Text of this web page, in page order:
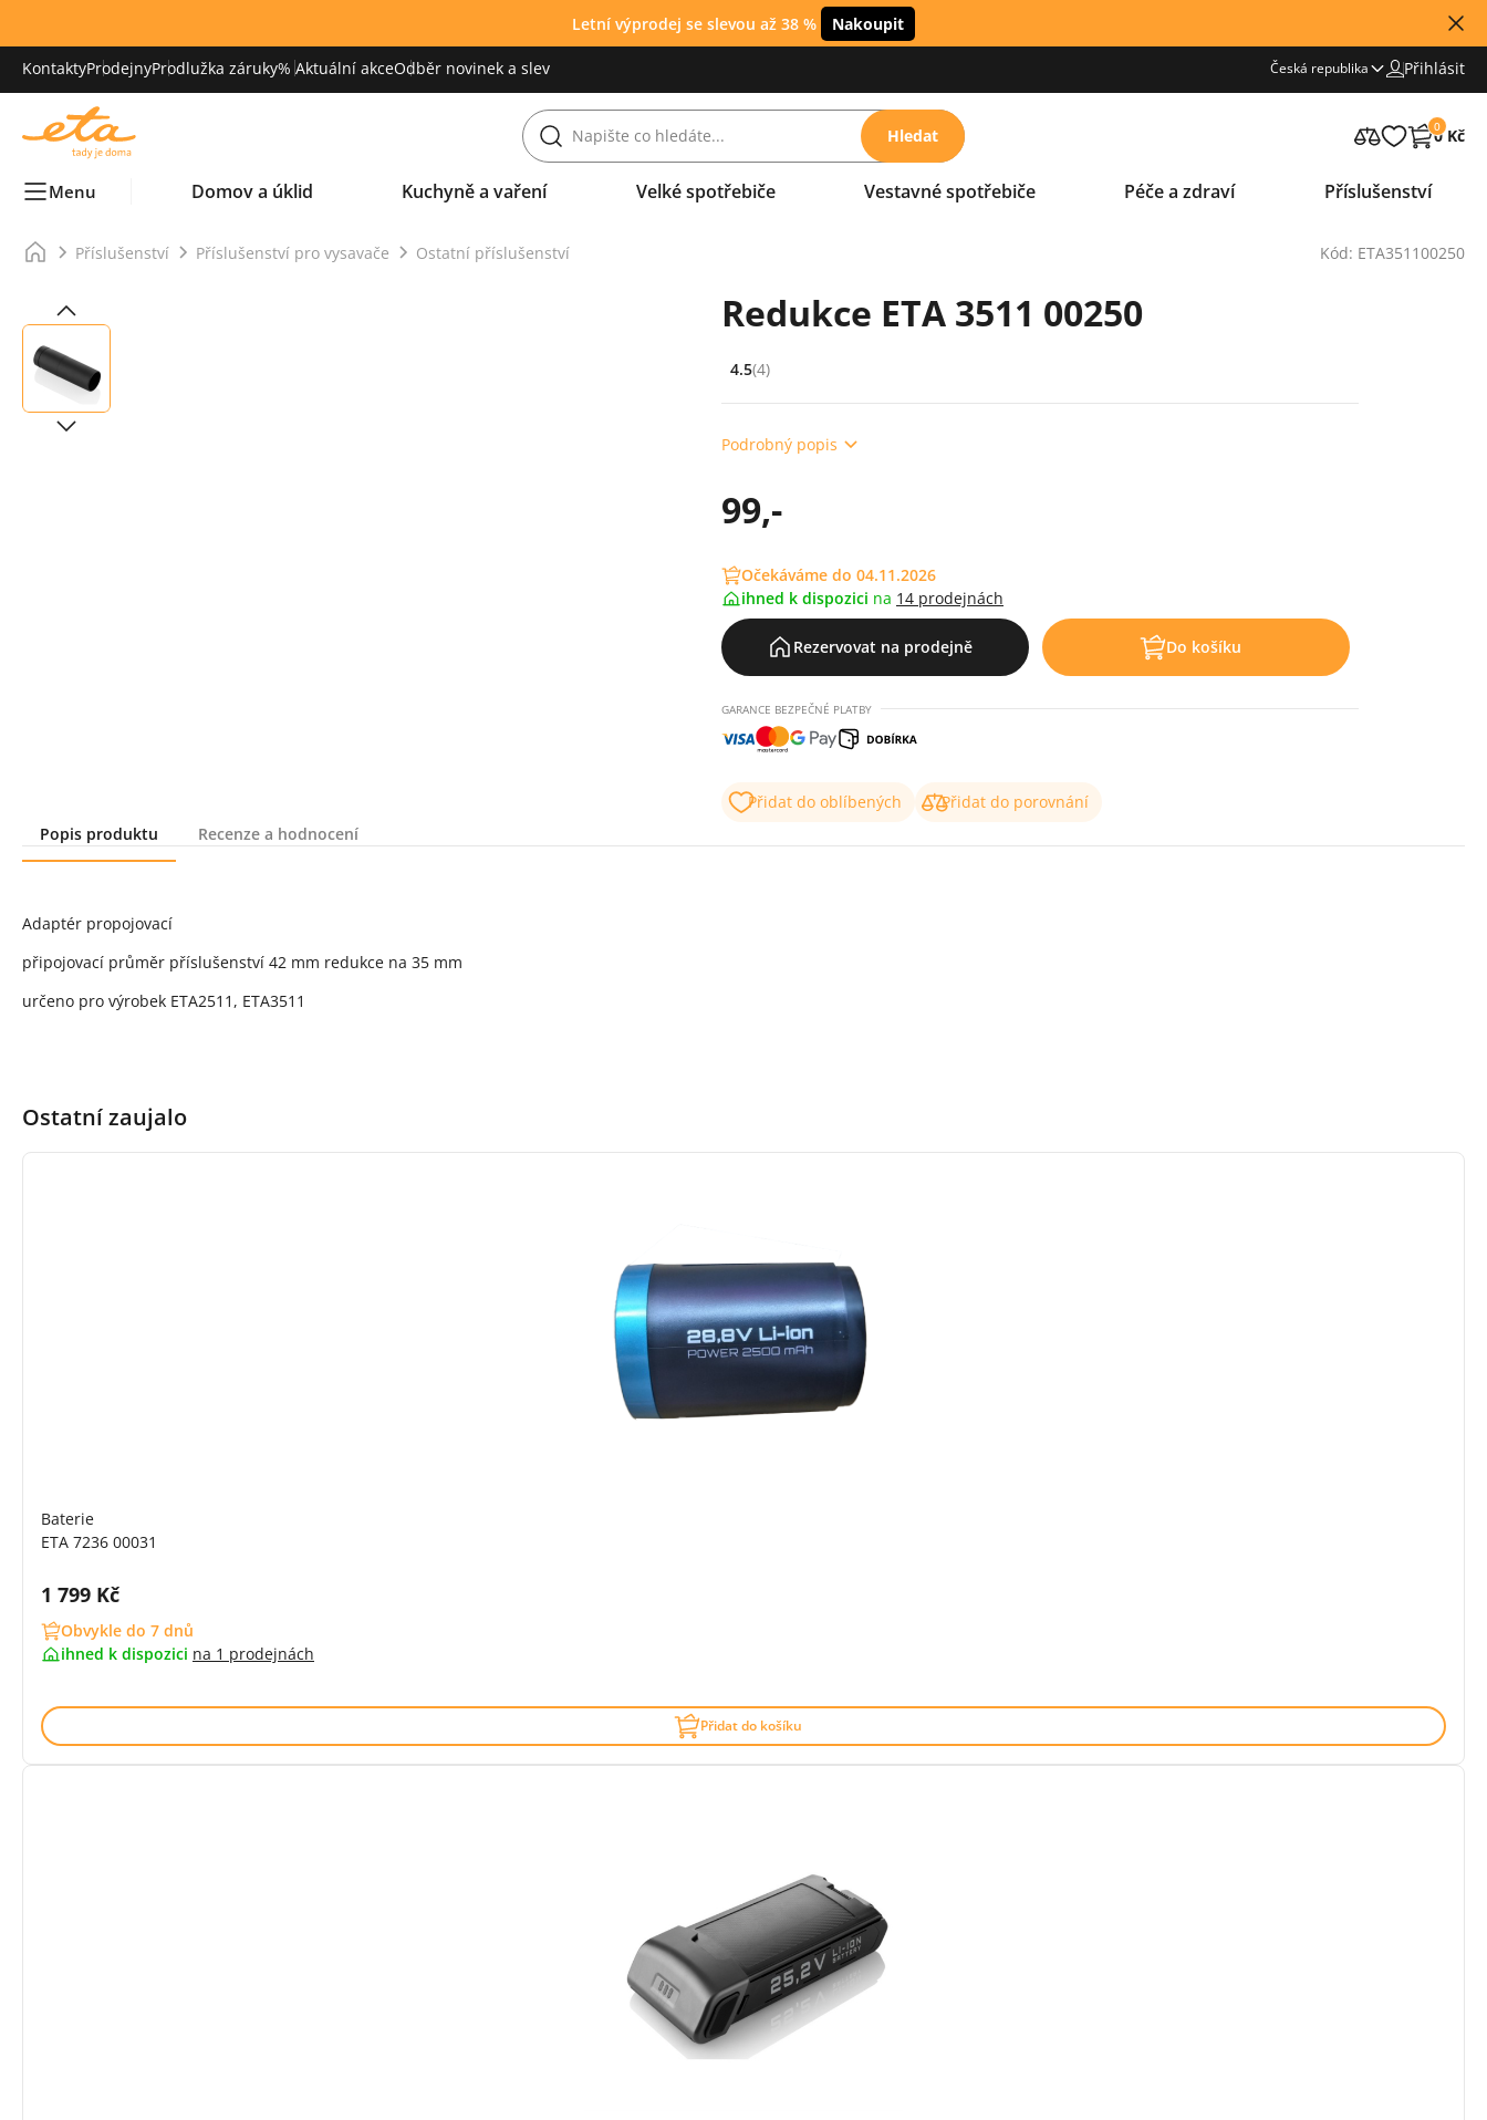
Letní výprodej se slevou až 38 % Nakoupit
KontaktyProdejnyProdlužka záruky% Aktuální akceOdběr novinek a slev Česká republika Přihlásit
Hledat 0
0 Kč
Menu Domov a úklid Kuchyně a vaření Velké spotřebiče Vestavné spotřebiče Péče a zdraví Příslušenství
Příslušenství Příslušenství pro vysavače Ostatní příslušenství Kód: ETA351100250
Redukce ETA 3511 00250
Hodnocení: 4.5 z 5 (4 recenzí)
4.5(4)
Podrobný popis
99,-
Očekáváme do 04.11.2026
ihned k dispozici na 14 prodejnách
Rezervovat na prodejně Do košíku
GARANCE BEZPEČNÉ PLATBY
Přidat do oblíbených
Přidat do porovnání
Popis produktu
Recenze a hodnocení
Adaptér propojovací
připojovací průměr příslušenství 42 mm redukce na 35 mm
určeno pro výrobek ETA2511, ETA3511
Ostatní zaujalo
Baterie
ETA 7236 00031
Cena s DPH:
1 799 Kč
Obvykle do 7 dnů
ihned k dispozici na 1 prodejnách
Přidat do košíku